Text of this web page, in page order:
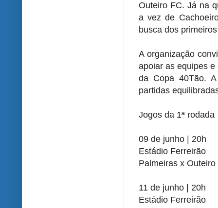
Outeiro FC. Já na
a vez de
busca dos
A organização
apoiar as equipes
da Copa 40Tão.
partidas
Jogos da 1ª rodada
09 de junho | 20h
Estádio Ferreirão
Palmeiras x Outeiro
11 de junho | 20h
Estádio Ferreirão